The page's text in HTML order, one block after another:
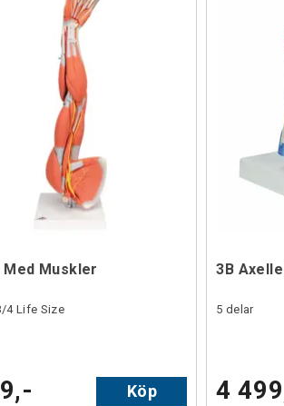
Med Muskler
4 Life Size
Köp
3B
5 delar
4